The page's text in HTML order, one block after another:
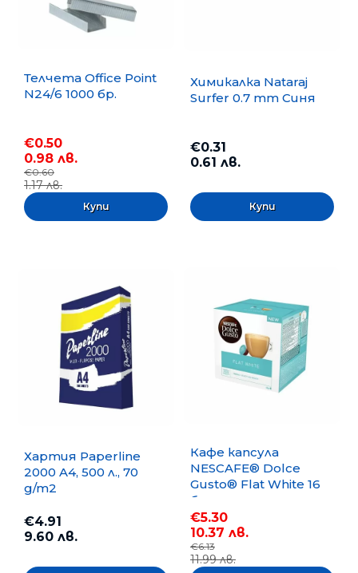
Телчета Office Point
N24/6 1000 бр.
€0.50
0.98 лв.
€0.60
1.17 лв.
Химикалка Nataraj
Surfer 0.7 mm Синя
€0.31
0.61 лв.
Хартия Paperline
2000 A4, 500 л., 70
g/m2
€4.91
9.60 лв.
Кафе капсула
NESCAFE® Dolce
Gusto® Flat White 16
бр.
€5.30
10.37 лв.
€6.13
11.99 лв.